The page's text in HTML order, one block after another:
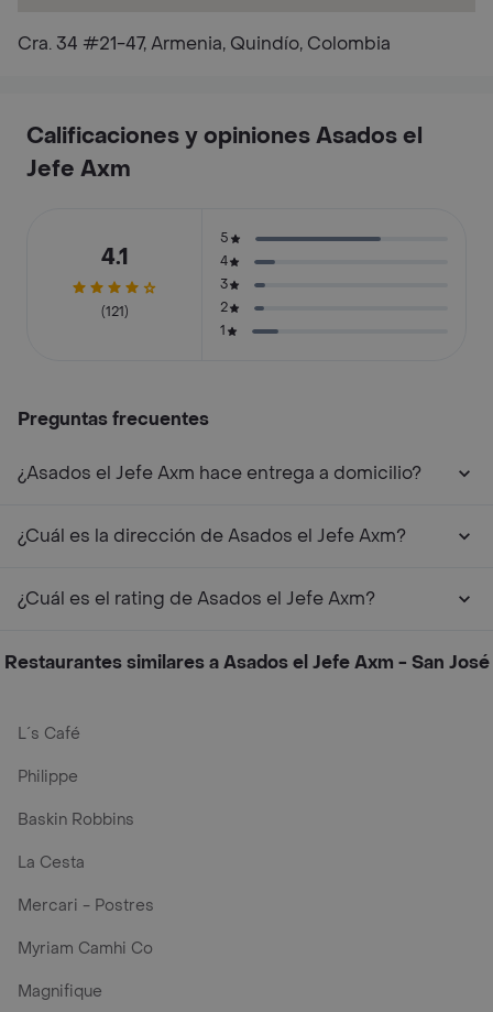
Cra. 34 #21-47, Armenia, Quindío, Colombia
Calificaciones y opiniones Asados el
Jefe Axm
4.1
(121)
5
4
3
2
1
Preguntas frecuentes
¿Asados el Jefe Axm hace entrega a domicilio?
¿Cuál es la dirección de Asados el Jefe Axm?
¿Cuál es el rating de Asados el Jefe Axm?
Restaurantes similares a Asados el Jefe Axm - San José
L´s Café
Philippe
Baskin Robbins
La Cesta
Mercari - Postres
Myriam Camhi Co
Magnifique